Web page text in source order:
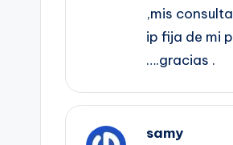
,mis
ip fija de mi
….gracias .
samy